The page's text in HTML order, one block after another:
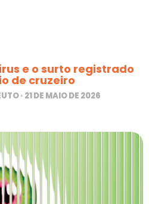
e o surto registrado
de cruzeiro
21 DE MAIO DE 2026